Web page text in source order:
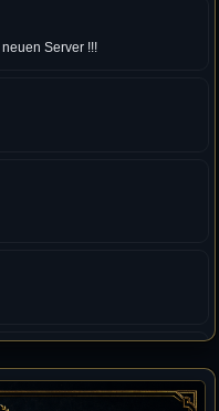
Server !!!